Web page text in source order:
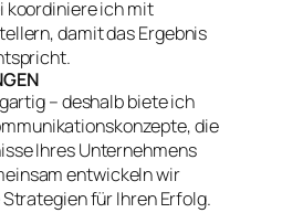
koordiniere ich mit
damit das Ergebnis
– deshalb biete ich
die
Ihres Unternehmens
entwickeln wir
für Ihren Erfolg.